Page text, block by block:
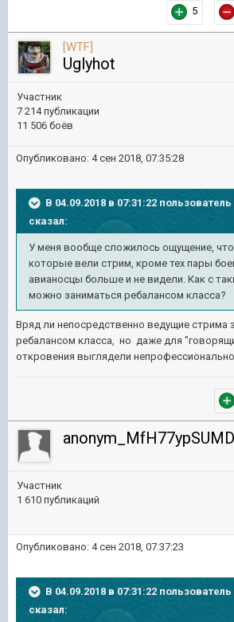
5
[WTF]
Uglyhot
Участник
7 214 публикации
11 506 боёв
Опубликовано: 4 сен 2018, 07:35:28
В 04.09.2018 в 07:31:22 пользователь
сказал:
У меня вообще сложилось ощущение, что
которые вели стрим, кроме тех пары
авианосцы больше и не видели. Как с
можно заниматься ребалансом класса?
Вряд ли непосредственно ведущие стрима
ребалансом класса, но даже для
откровения выглядели непрофессионально.
Участник
1 610 публикаций
Опубликовано: 4 сен 2018, 07:37:23
В 04.09.2018 в 07:31:22 пользователь
сказал: